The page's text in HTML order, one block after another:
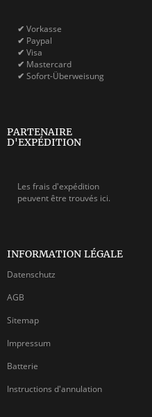
✔ Vorkasse
✔ Paypal
✔ Visa
✔ Mastercard
✔ Sofort-Überweisung
PARTENAIRE
D'EXPÉDITION
Les frais d'expédition
peuvent être trouvés ici.
INFORMATION LÉGALE
Datenschutz
AGB
Sitemap
Impressum
Batterie
Instructions d'annulation